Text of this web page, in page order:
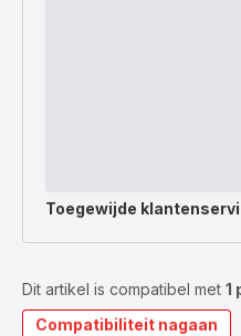
Toegewijde
Dit artikel is compatibel met 1
Compatibiliteit nagaan